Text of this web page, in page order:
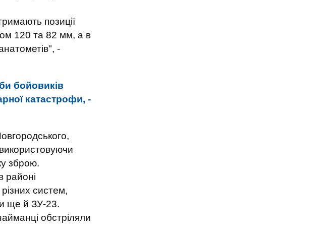
позиції
120 та 82 мм, а в
-
бойовиків
катастрофи, -
зброю.
районі
систем,
ще й ЗУ-23.
обстріляли